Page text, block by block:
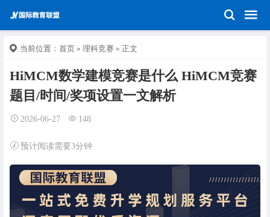
当前位置： 首页 » 理科竞赛 » 正文
HiMCM数学建模竞赛是什么 HiMCM竞赛
题目/时间/奖项设置一文解析
2026-06-27 148
预计阅读需要3分钟